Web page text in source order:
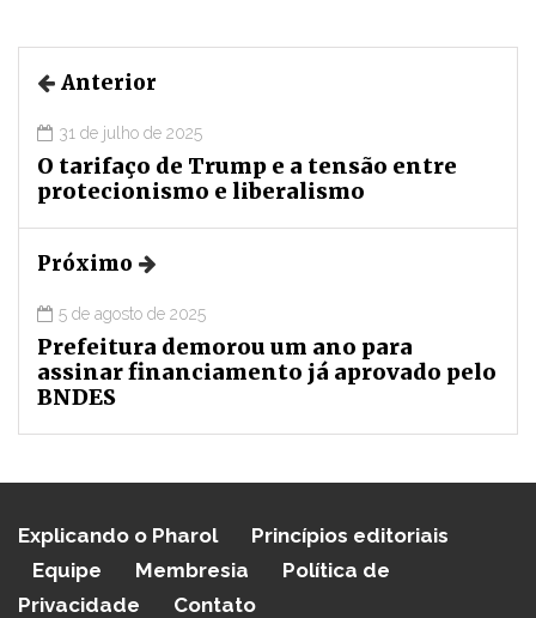
Anterior
31 de julho de 2025
O tarifaço de Trump e a tensão entre
protecionismo e liberalismo
Próximo
5 de agosto de 2025
Prefeitura demorou um ano para
assinar financiamento já aprovado pelo
BNDES
Explicando o Pharol
Princípios editoriais
Equipe
Membresia
Política de
Privacidade
Contato